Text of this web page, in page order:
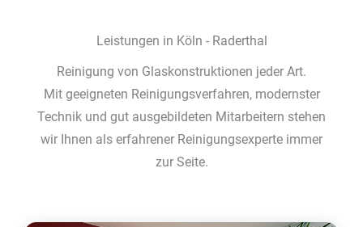
Leistungen in Köln - Raderthal
Reinigung von Glaskonstruktionen jeder Art.
Mit geeigneten Reinigungsverfahren, modernster
Technik und gut ausgebildeten Mitarbeitern stehen
wir Ihnen als erfahrener Reinigungsexperte immer
zur Seite.